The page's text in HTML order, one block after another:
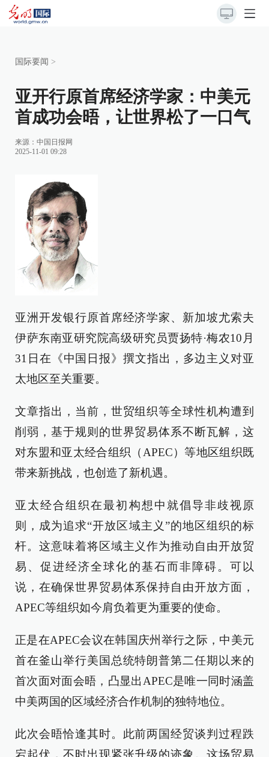
国际要闻 >
亚开行原首席经济学家：中美元
首成功会晤，让世界松了一口气
来源： 中国日报网
2025-11-01 09:28
亚洲开发银行原首席经济学家、新加坡尤索夫
伊萨东南亚研究院高级研究员贾扬特·梅农10月
31日在《中国日报》撰文指出，多边主义对亚
太地区至关重要。
文章指出，当前，世贸组织等全球性机构遭到
削弱，基于规则的世界贸易体系不断瓦解，这
对东盟和亚太经合组织（APEC）等地区组织既
带来新挑战，也创造了新机遇。
亚太经合组织在最初构想中就倡导非歧视原
则，成为追求“开放区域主义”的地区组织的标
杆。这意味着将区域主义作为推动自由开放贸
易、促进经济全球化的基石而非障碍。可以
说，在确保世界贸易体系保持自由开放方面，
APEC等组织如今肩负着更为重要的使命。
正是在APEC会议在韩国庆州举行之际，中美元
首在釜山举行美国总统特朗普第二任期以来的
首次面对面会晤，凸显出APEC是唯一同时涵盖
中美两国的区域经济合作机制的独特地位。
此次会晤恰逢其时。此前两国经贸谈判过程跌
宕起伏，不时出现紧张升级的迹象。这场贸易